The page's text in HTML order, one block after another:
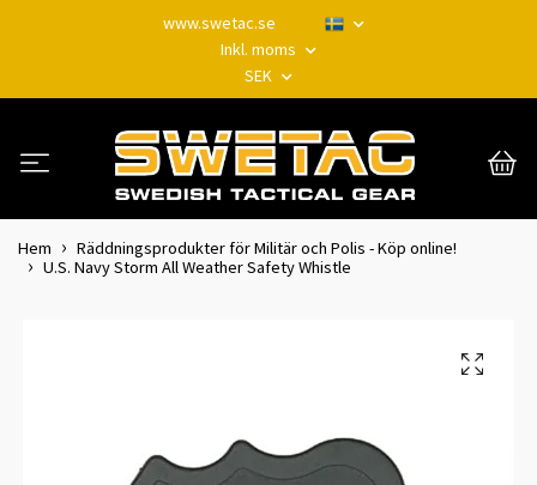
www.swetac.se
Inkl. moms
SEK
Hem
Räddningsprodukter för Militär och Polis - Köp online!
U.S. Navy Storm All Weather Safety Whistle